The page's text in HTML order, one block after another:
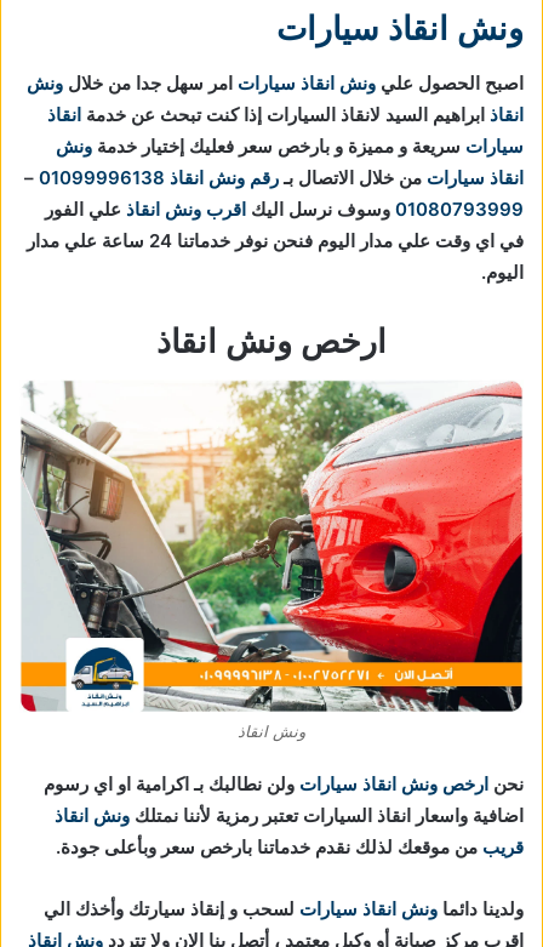
ونش انقاذ سيارات
اصبح الحصول علي ونش انقاذ سيارات امر سهل جدا من خلال ونش
انقاذ ابراهيم السيد لانقاذ السيارات إذا كنت تبحث عن خدمة انقاذ
سيارات سريعة و مميزة و بارخص سعر فعليك إختيار خدمة ونش
انقاذ سيارات من خلال الاتصال بـرقم ونش انقاذ 01099996138
–
01080793999 وسوف نرسل اليك اقرب ونش انقاذ علي الفور
في اي وقت علي مدار اليوم فنحن نوفر خدماتنا 24 ساعة علي مدار
اليوم.
ارخص ونش انقاذ
ونش انقاذ
نحن ارخص ونش انقاذ سيارات ولن نطالبك بـ اكرامية او اي رسوم
اضافية واسعار انقاذ السيارات تعتبر رمزية لأننا نمتلك ونش انقاذ
قريب من موقعك لذلك نقدم خدماتنا بارخص سعر وبأعلى جودة.
ولدينا دائما ونش انقاذ سيارات لسحب و إنقاذ سيارتك وأخذك الي
اقرب مركز صيانة أو وكيل معتمد ، أتصل بنا الان ولا تتردد ونش انقاذ